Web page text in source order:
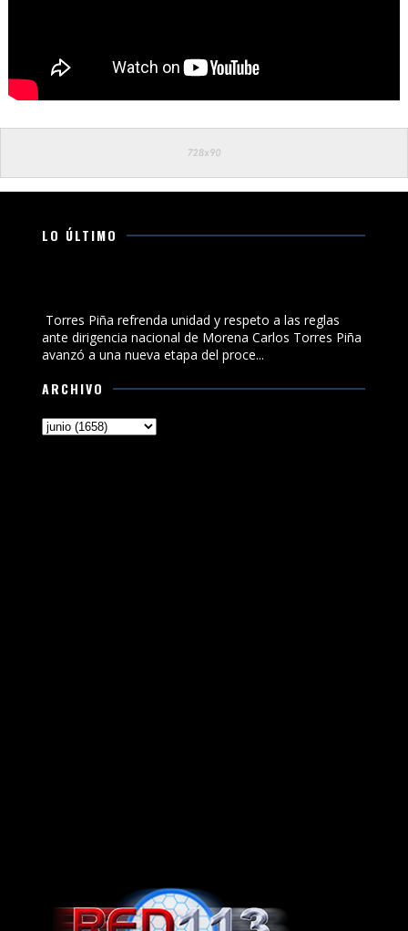
LO ÚLTIMO
Torres Piña refrenda unidad y respeto a las reglas
ante dirigencia nacional de Morena Carlos Torres Piña
avanzó a una nueva etapa del proce...
ARCHIVO